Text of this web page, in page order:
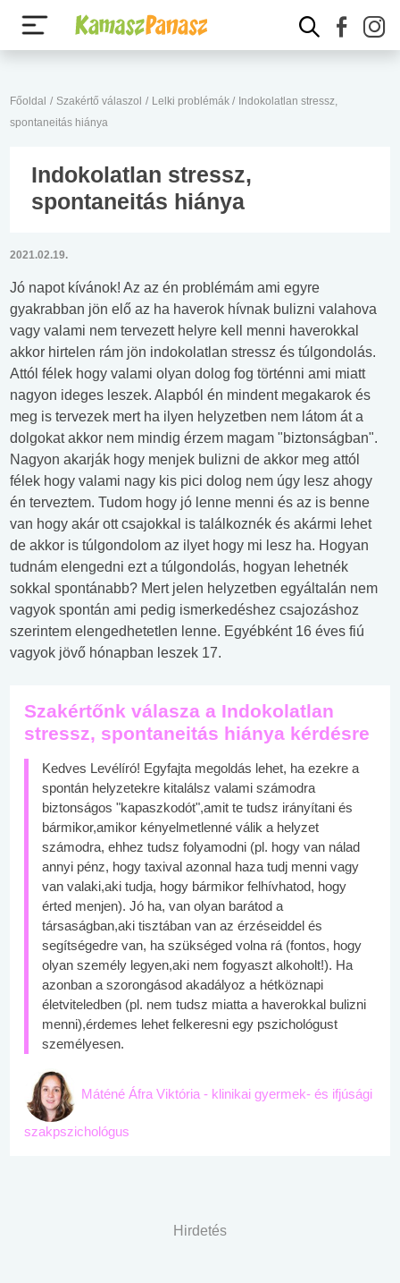
Főoldal / Szakértő válaszol / Lelki problémák / Indokolatlan stressz,
spontaneitás hiánya
Indokolatlan stressz,
spontaneitás hiánya
2021.02.19.
Jó napot kívánok! Az az én problémám ami egyre
gyakrabban jön elő az ha haverok hívnak bulizni valahova
vagy valami nem tervezett helyre kell menni haverokkal
akkor hirtelen rám jön indokolatlan stressz és túlgondolás.
Attól félek hogy valami olyan dolog fog történni ami miatt
nagyon ideges leszek. Alapból én mindent megakarok és
meg is tervezek mert ha ilyen helyzetben nem látom át a
dolgokat akkor nem mindig érzem magam "biztonságban".
Nagyon akarják hogy menjek bulizni de akkor meg attól
félek hogy valami nagy kis pici dolog nem úgy lesz ahogy
én terveztem. Tudom hogy jó lenne menni és az is benne
van hogy akár ott csajokkal is találkoznék és akármi lehet
de akkor is túlgondolom az ilyet hogy mi lesz ha. Hogyan
tudnám elengedni ezt a túlgondolás, hogyan lehetnék
sokkal spontánabb? Mert jelen helyzetben egyáltalán nem
vagyok spontán ami pedig ismerkedéshez csajozáshoz
szerintem elengedhetetlen lenne. Egyébként 16 éves fiú
vagyok jövő hónapban leszek 17.
Szakértőnk válasza a Indokolatlan
stressz, spontaneitás hiánya kérdésre
Kedves Levélíró! Egyfajta megoldás lehet, ha ezekre a
spontán helyzetekre kitalálsz valami számodra
biztonságos "kapaszkodót",amit te tudsz irányítani és
bármikor,amikor kényelmetlenné válik a helyzet
számodra, ehhez tudsz folyamodni (pl. hogy van nálad
annyi pénz, hogy taxival azonnal haza tudj menni vagy
van valaki,aki tudja, hogy bármikor felhívhatod, hogy
érted menjen). Jó ha, van olyan barátod a
társaságban,aki tisztában van az érzéseiddel és
segítségedre van, ha szükséged volna rá (fontos, hogy
olyan személy legyen,aki nem fogyaszt alkoholt!). Ha
azonban a szorongásod akadályoz a hétköznapi
életviteledben (pl. nem tudsz miatta a haverokkal bulizni
menni),érdemes lehet felkeresni egy pszichológust
személyesen.
Máténé Áfra Viktória - klinikai gyermek- és ifjúsági
szakpszichológus
Hirdetés